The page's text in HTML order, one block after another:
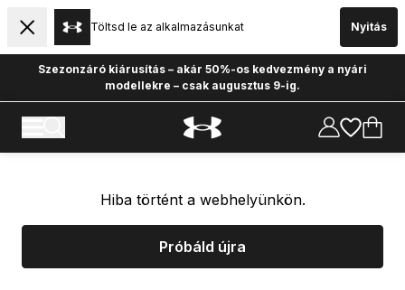
Töltsd le az alkalmazásunkat Nyitás
Szezonzáró kiárusítás – akár 50%-os kedvezmény a nyári
modellekre – csak augusztus 9-ig.
Hiba történt a webhelyünkön.
Próbáld újra